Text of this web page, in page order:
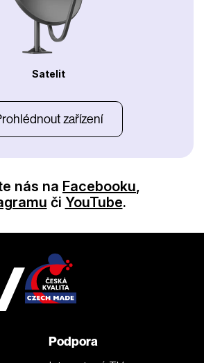
Satelit
zařízení
nás na Facebooku,
či YouTube.
Podpora